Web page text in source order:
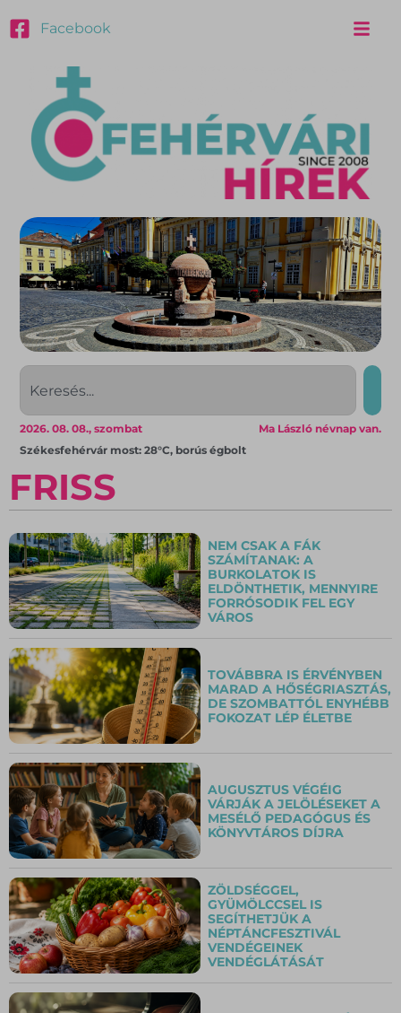
Facebook
Ma László névnap van.
2026. 08. 08., szombat
Székesfehérvár most: 28°C, borús égbolt
FRISS
NEM CSAK A FÁK
SZÁMÍTANAK: A
BURKOLATOK IS
ELDÖNTHETIK, MENNYIRE
FORRÓSODIK FEL EGY
VÁROS
TOVÁBBRA IS ÉRVÉNYBEN
MARAD A HŐSÉGRIASZTÁS,
DE SZOMBATTÓL ENYHÉBB
FOKOZAT LÉP ÉLETBE
AUGUSZTUS VÉGÉIG
VÁRJÁK A JELÖLÉSEKET A
MESÉLŐ PEDAGÓGUS ÉS
KÖNYVTÁROS DÍJRA
ZÖLDSÉGGEL,
GYÜMÖLCCSEL IS
SEGÍTHETJÜK A
NÉPTÁNCFESZTIVÁL
VENDÉGEINEK
VENDÉGLÁTÁSÁT